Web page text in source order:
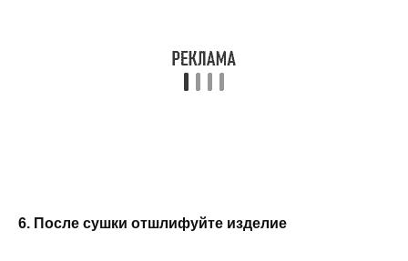
6. После сушки отшлифуйте изделие